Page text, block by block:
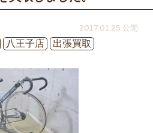
2017.01.25 公開
八王子店 出張買取